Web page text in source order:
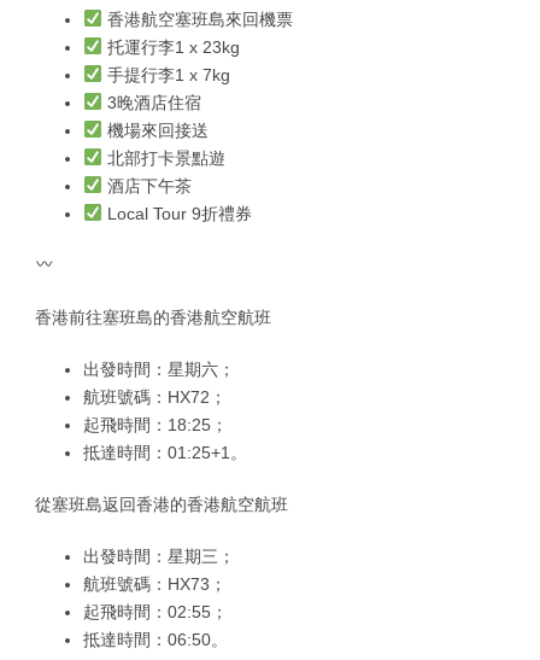
香港航空塞班島來回機票
托運行李1 x 23kg
手提行李1 x 7kg
3晚酒店住宿
機場來回接送
北部打卡景點遊
酒店下午茶
Local Tour 9折禮券
香港前往塞班島的香港航空航班
出發時間：星期六；
航班號碼：HX72；
起飛時間：18:25；
抵達時間：01:25+1。
從塞班島返回香港的香港航空航班
出發時間：星期三；
航班號碼：HX73；
起飛時間：02:55；
抵達時間：06:50。